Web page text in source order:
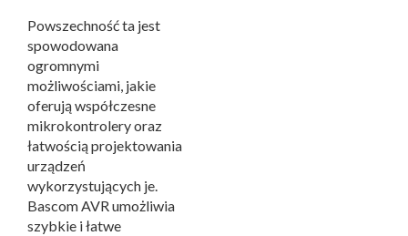
Powszechność ta jest
spowodowana
ogromnymi
możliwościami, jakie
oferują współczesne
mikrokontrolery oraz
łatwością projektowania
urządzeń
wykorzystujących je.
Bascom AVR umożliwia
szybkie i łatwe